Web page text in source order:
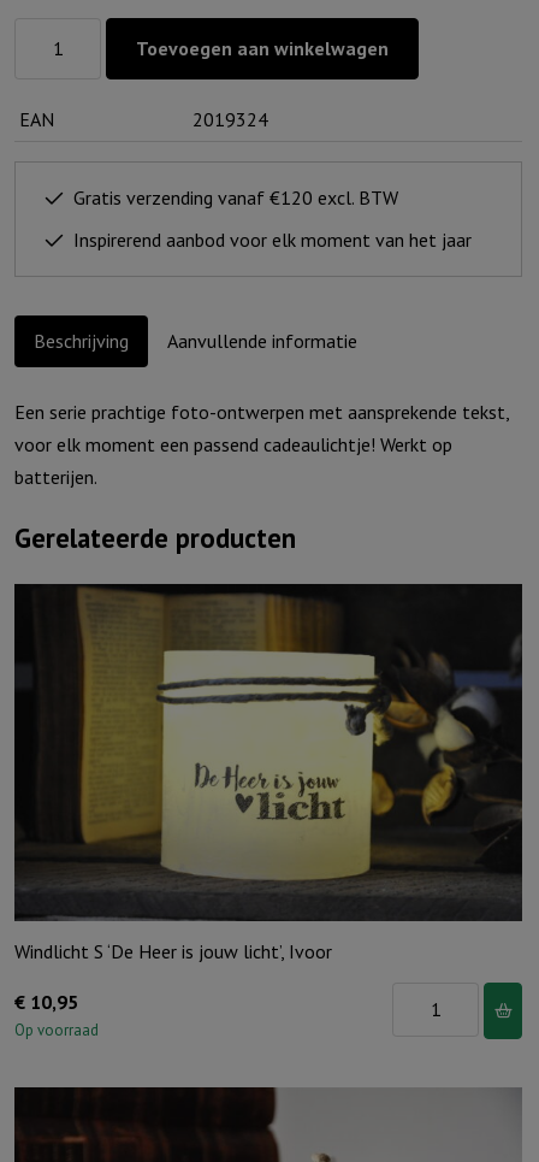
U
wijst
Toevoegen aan winkelwagen
EAN 2019324
Gratis verzending vanaf €120 excl. BTW
Inspirerend aanbod voor elk moment van het jaar
Beschrijving Aanvullende informatie
Een serie prachtige foto-ontwerpen met aansprekende tekst,
voor elk moment een passend cadeaulichtje! Werkt op
batterijen.
Gerelateerde producten
Windlicht S ‘De Heer is jouw licht’, Ivoor
€ 10,95
Op voorraad
Windlicht
Heer